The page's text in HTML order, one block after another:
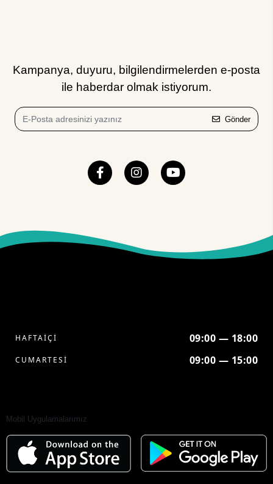
Kampanya, duyuru, bilgilendirmelerden e-posta
ile haberdar olmak istiyorum.
Gönder
HAFTAİÇİ 09:00 — 18:00
CUMARTESİ 09:00 — 15:00
Mobil Uygulamalarımız